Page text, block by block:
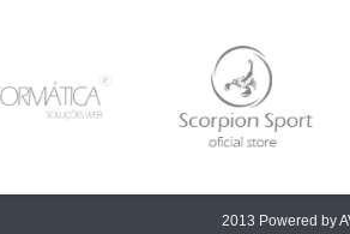
2013 Powered by